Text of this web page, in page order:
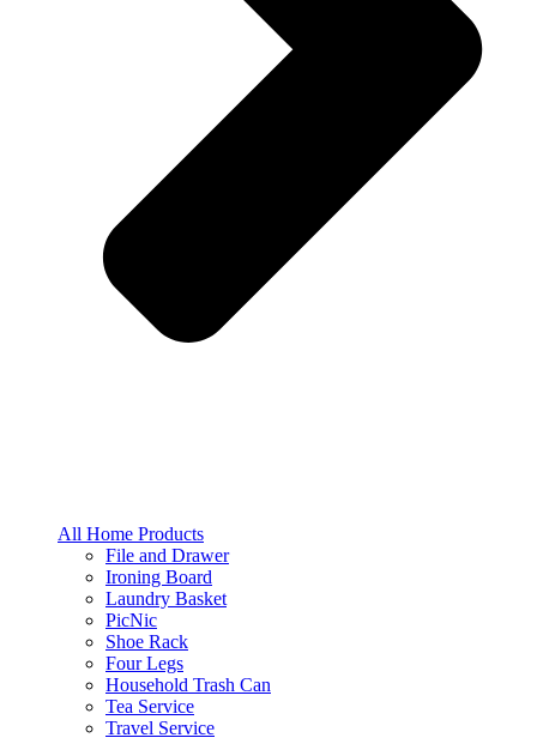
All Home Products
File and Drawer
Ironing Board
Laundry Basket
PicNic
Shoe Rack
Four Legs
Household Trash Can
Tea Service
Travel Service